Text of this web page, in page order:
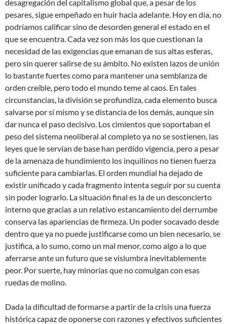
desagregación del capitalismo global que, a pesar de los
pesares, sigue empeñado en huir hacia adelante. Hoy en día, no
podríamos calificar sino de desorden general el estado en el
que se encuentra. Cada vez son más los que cuestionan la
necesidad de las exigencias que emanan de sus altas esferas,
pero sin querer salirse de su ámbito. No existen lazos de unión
lo bastante fuertes como para mantener una semblanza de
orden creíble, pero todo el mundo teme al caos. En tales
circunstancias, la división se profundiza, cada elemento busca
salvarse por sí mismo y se distancia de los demás, aunque sin
dar nunca el paso decisivo. Los cimientos que soportaban el
peso del sistema neoliberal al completo ya no se sostienen, las
leyes que le servían de base han perdido vigencia, pero a pesar
de la amenaza de hundimiento los inquilinos no tienen fuerza
suficiente para cambiarlas. El orden mundial ha dejado de
existir unificado y cada fragmento intenta seguir por su cuenta
sin poder lograrlo. La situación final es la de un desconcierto
interno que gracias a un relativo estancamiento del derrumbe
conserva las apariencias de firmeza. Un poder socavado desde
dentro que ya no puede justificarse como un bien necesario, se
justifica, a lo sumo, como un mal menor, como algo a lo que
aferrarse ante un futuro que se vislumbra inevitablemente
peor. Por suerte, hay minorías que no comulgan con esas
ruedas de molino.
Dada la dificultad de formarse a partir de la crisis una fuerza
histórica capaz de oponerse con razones y efectivos suficientes